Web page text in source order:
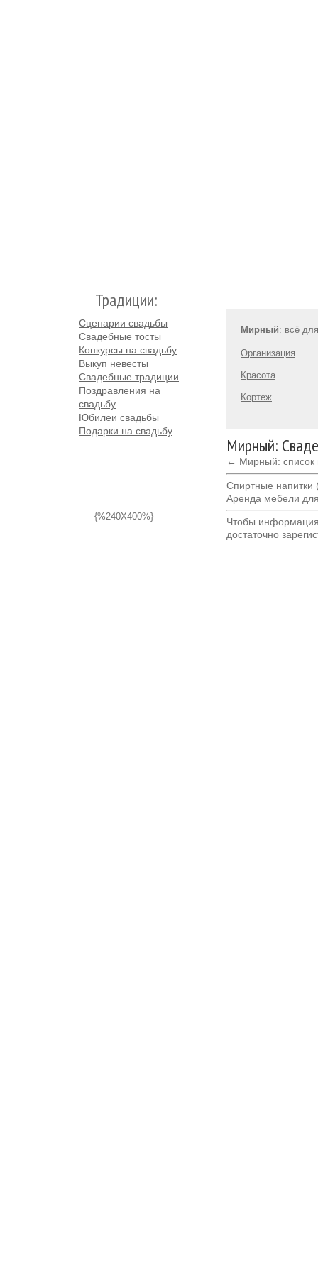
Традиции:
Сценарии свадьбы
Свадебные тосты
Конкурсы на свадьбу
Выкуп невесты
Свадебные традиции
Поздравления на
свадьбу
Юбилеи свадьбы
Подарки на свадьбу
{%240X400%}
Мирный: всё
Организация
Красота
Кортеж
Мирный:
← Мирный: список
Спиртные напитки
Аренда мебели
Чтобы
достаточно